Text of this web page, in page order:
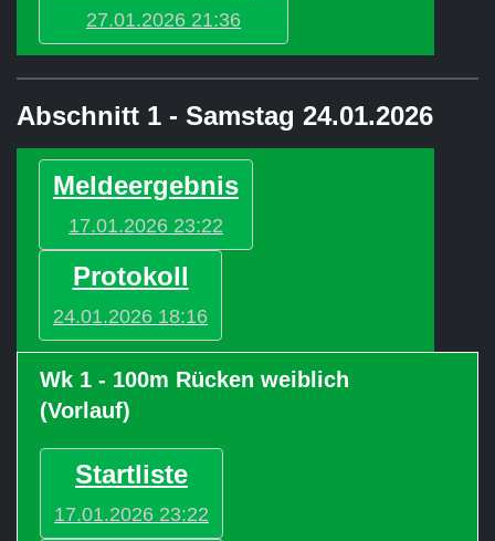
27.01.2026 21:36
Abschnitt 1 - Samstag 24.01.2026
Meldeergebnis
17.01.2026 23:22
Protokoll
24.01.2026 18:16
Wk 1 - 100m Rücken weiblich
(Vorlauf)
Startliste
17.01.2026 23:22